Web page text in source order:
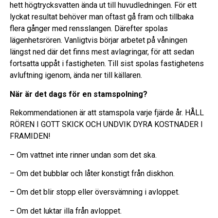
hett högtrycksvatten ända ut till huvudledningen. För ett
lyckat resultat behöver man oftast gå fram och tillbaka
flera gånger med rensslangen. Därefter spolas
lägenhetsrören. Vanligtvis börjar arbetet på våningen
längst ned där det finns mest avlagringar, för att sedan
fortsatta uppåt i fastigheten. Till sist spolas fastighetens
avluftning igenom, ända ner till källaren.
När är det dags för en stamspolning?
Rekommendationen är att stamspola varje fjärde år. HÅLL
RÖREN I GOTT SKICK OCH UNDVIK DYRA KOSTNADER I
FRAMIDEN!
– Om vattnet inte rinner undan som det ska.
– Om det bubblar och låter konstigt från diskhon.
– Om det blir stopp eller översvämning i avloppet.
– Om det luktar illa från avloppet.